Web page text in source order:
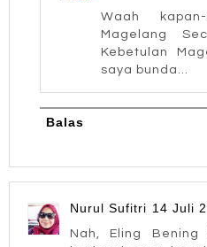
Waah
Magelang
Kebetulan
saya bunda...
Balas
Nurul Sufitri 14 Juli
Nah, Eling